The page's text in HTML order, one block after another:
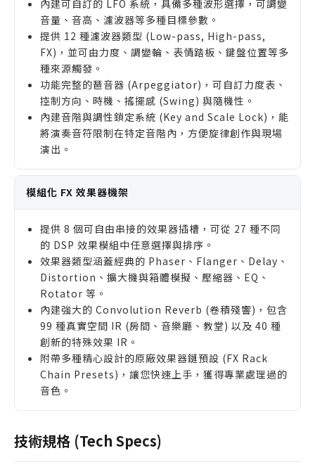
內建可自訂的 LFO 系統，具備多種波形選擇，可調變
音量、音高、濾波器等多種目標參數。
提供 12 種濾波器類型 (Low-pass, High-pass,
FX)，並可由力度、調變輪、表情踏板、鍵盤位置等多
種來源觸發。
功能完整的琶音器 (Arpeggiator)，可自訂力度表、
控制方向、時機、搖擺感 (Swing) 與隨機性。
內建音階與調性鎖定系統 (Key and Scale Lock)，能
將演奏音符限制在特定音階內，方便旋律創作與現場
演出。
模組化 FX 效果器機架
提供 8 個可自由串接的效果器插槽，可從 27 種不同
的 DSP 效果模組中任意選擇與排序。
效果器類型涵蓋經典的 Phaser、Flanger、Delay、
Distortion、擴大機與箱體模擬、壓縮器、EQ、
Rotator 等。
內建強大的 Convolution Reverb (卷積殘響)，包含
99 種真實空間 IR (房間、音樂廳、教堂) 以及 40 種
創新的特殊效果 IR。
附帶多種精心設計的原廠效果器鏈預設 (FX Rack
Chain Presets)，讓您快速上手，獲得專業處理過的
音色。
技術規格 (Tech Specs)